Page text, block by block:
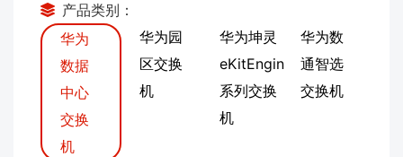
产品类别：
华为
数据
中心
交换
机
华为园
区交换
机
华为坤灵
eKitEngin
系列交换
机
华为数
通智选
交换机